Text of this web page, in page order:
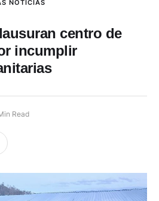
NOTICIAS
centro de
incumplir
Read